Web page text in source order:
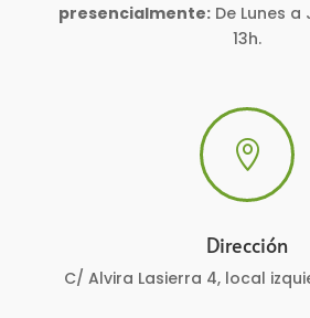
presencialmente: De Lunes a
13h.

Dirección
C/ Alvira Lasierra 4, local